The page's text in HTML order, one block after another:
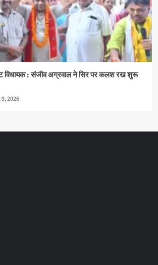
विधायक : संजीव अग्रवाल ने सिर पर कलश रख शुरू
2026